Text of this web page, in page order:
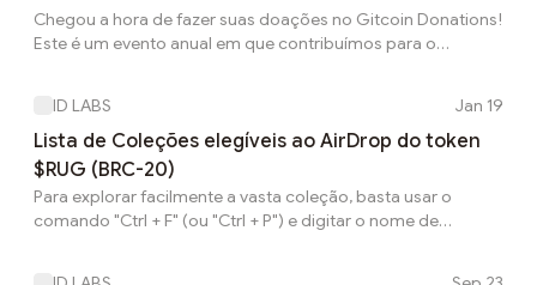
com as novas redes descentralizadas (Web3).Controle de
Dados Nas redes sociais Web2, como Facebook e
Instagram, o controle dos dados ...
Chegou a hora de fazer suas doações no Gitcoin Donations!
Este é um evento anual em que contribuímos para o
que é o Gitcoin? Gitcoin é uma plataforma baseada em
blockchain que permite apoiar e financiar projetos open
source em cripto. Ao fazer doações para esses projetos,
você não apenas os ajuda a crescer, mas também tem a
chance de se qualificar para grandes distribuições ...
ID LABS Jan 19
Lista de Coleções elegíveis ao AirDrop do token
$RUG (BRC-20)
Para explorar facilmente a vasta coleção, basta usar o
comando "Ctrl + F" (ou "Ctrl + P") e digitar o nome de